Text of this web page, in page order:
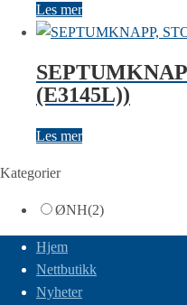
Les mer
(E3145L))
Les mer
Kategorier
ØNH(2)
Hjem
Nettbutikk
Nyheter